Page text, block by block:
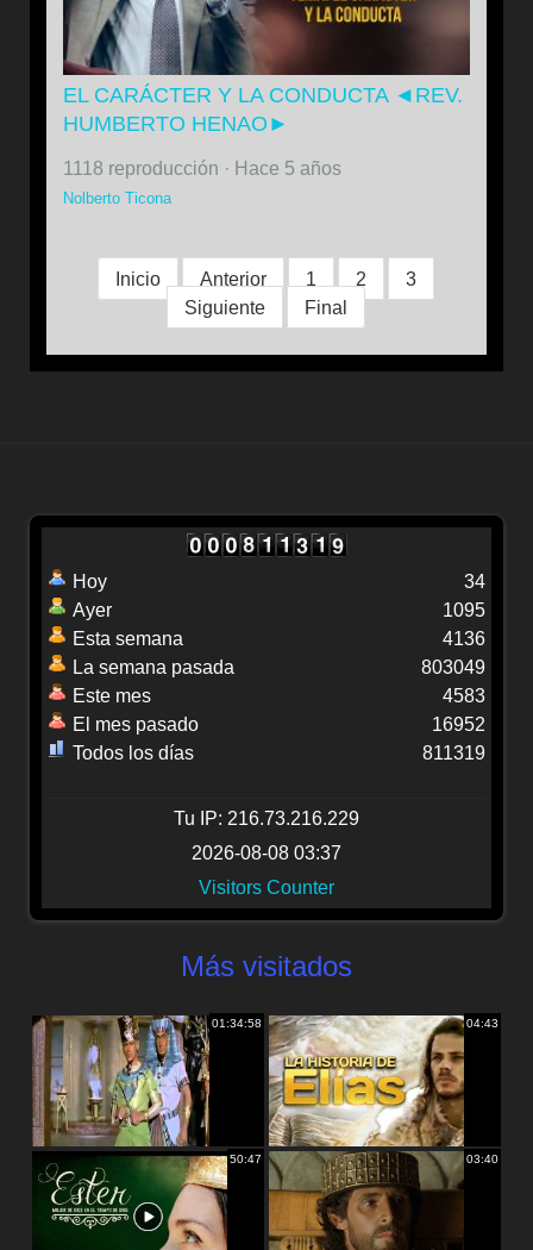
EL CARÁCTER Y LA CONDUCTA ◄REV.
HUMBERTO HENAO►
1118 reproducción · Hace 5 años
Nolberto Ticona
Inicio Anterior 1 2
3
Siguiente
Final
Hoy
Ayer
Esta semana
La semana pasada
Este mes
El mes pasado
Todos los días
34
1095
4136
803049
4583
16952
811319
Tu IP: 216.73.216.229
2026-08-08 03:37
Visitors Counter
Más visitados
01:34:58 04:43
50:47 03:40